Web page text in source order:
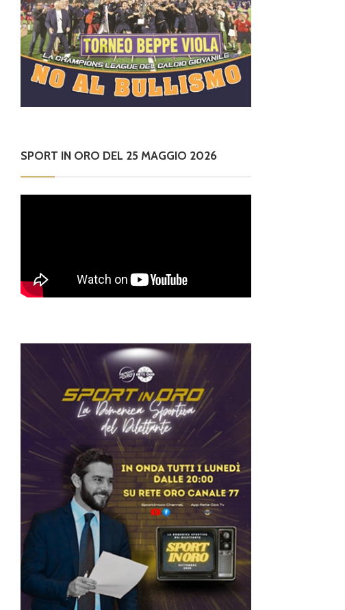
SPORT IN ORO DEL 25 MAGGIO 2026